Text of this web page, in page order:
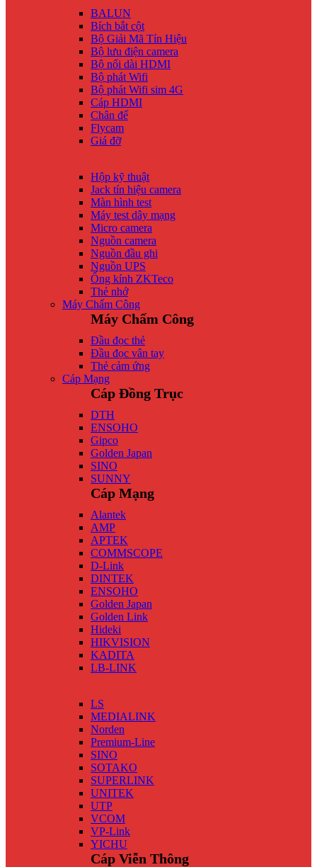
BALUN
Bích bắt cột
Bộ Giải Mã Tín Hiệu
Bộ lưu điện camera
Bộ nối dài HDMI
Bộ phát Wifi
Bộ phát Wifi sim 4G
Cáp HDMI
Chân đế
Flycam
Giá đỡ
Hộp kỹ thuật
Jack tín hiệu camera
Màn hình test
Máy test dây mạng
Micro camera
Nguồn camera
Nguồn đầu ghi
Nguồn UPS
Ống kính ZKTeco
Thẻ nhớ
Máy Chấm Công
Máy Chấm Công
Đầu đọc thẻ
Đầu đọc vân tay
Thẻ cảm ứng
Cáp Mạng
Cáp Đồng Trục
DTH
ENSOHO
Gipco
Golden Japan
SINO
SUNNY
Cáp Mạng
Alantek
AMP
APTEK
COMMSCOPE
D-Link
DINTEK
ENSOHO
Golden Japan
Golden Link
Hideki
HIKVISION
KADITA
LB-LINK
LS
MEDIALINK
Norden
Premium-Line
SINO
SOTAKO
SUPERLINK
UNITEK
UTP
VCOM
VP-Link
YICHU
Cáp Viễn Thông